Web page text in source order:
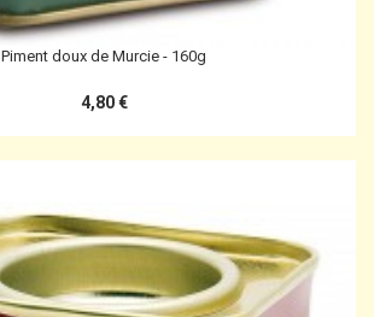
Piment doux de Murcie - 160g
4,80 €